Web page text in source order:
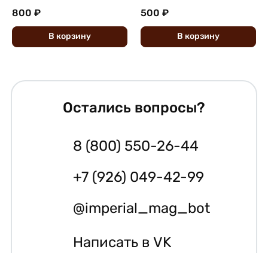
800 ₽
В корзину
500 ₽
В корзину
Остались вопросы?
8 (800) 550-26-44
+7 (926) 049-42-99
@imperial_mag_bot
Написать в VK